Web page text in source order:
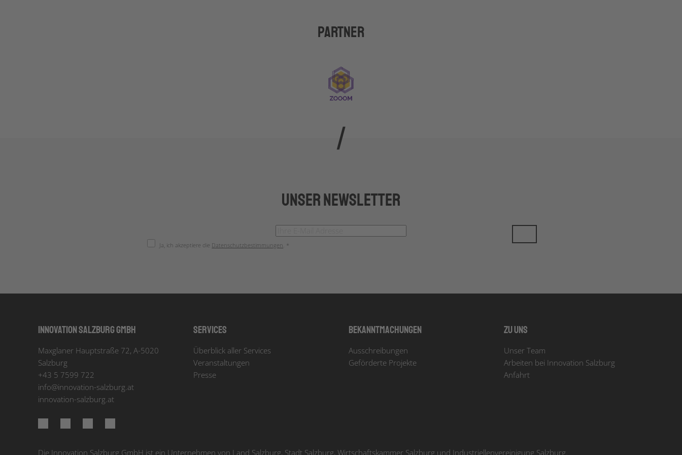
Partner
Unser Newsletter
Ja, ich akzeptiere die Datenschutzbestimmungen. *
Innovation Salzburg GmbH
Maxglaner Hauptstraße 72, A-5020
Salzburg
+43 5 7599 722
info@innovation-salzburg.at
innovation-salzburg.at
Services
Überblick aller Services
Veranstaltungen
Presse
Bekanntmachungen
Ausschreibungen
Geförderte Projekte
Zu uns
Unser Team
Arbeiten bei Innovation Salzburg
Anfahrt
Die Innovation Salzburg GmbH ist ein Unternehmen von Land Salzburg, Stadt Salzburg, Wirtschaftskammer Salzburg und Industriellenvereinigung Salzburg.